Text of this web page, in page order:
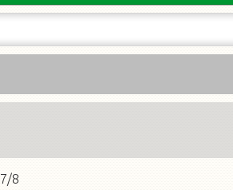
7/8